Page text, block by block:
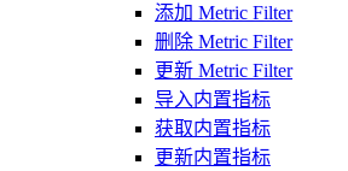
添加 Metric Filter
删除 Metric Filter
更新 Metric Filter
导入内置指标
获取内置指标
更新内置指标